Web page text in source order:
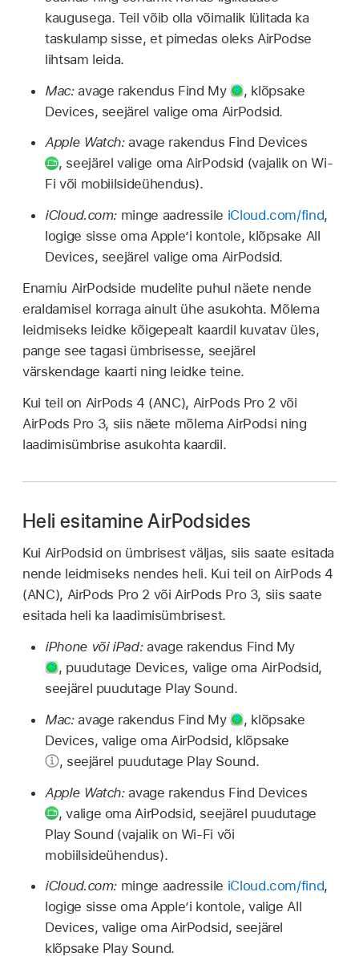
kaugusega. Teil võib olla võimalik lülitada ka
taskulamp sisse, et pimedas oleks AirPodse
lihtsam leida.
Mac:avage rakendus Find My , klõpsake
Devices, seejärel valige oma AirPodsid.
Apple Watch:avage rakendus Find Devices
, seejärel valige oma AirPodsid (vajalik on Wi-
Fi või mobiilsideühendus).
iCloud.com: minge aadressile iCloud.com/find,
logige sisse oma Apple’i kontole, klõpsake All
Devices, seejärel valige oma AirPodsid.
Enamiu AirPodside mudelite puhul näete nende
eraldamisel korraga ainult ühe asukohta. Mõlema
leidmiseks leidke kõigepealt kaardil kuvatav üles,
pange see tagasi ümbrisesse, seejärel
värskendage kaarti ning leidke teine.
Kui teil on AirPods 4 (ANC), AirPods Pro 2 või
AirPods Pro 3, siis näete mõlema AirPodsi ning
laadimisümbrise asukohta kaardil.
Heli esitamine AirPodsides
Kui AirPodsid on ümbrisest väljas, siis saate esitada
nende leidmiseks nendes heli. Kui teil on AirPods 4
(ANC), AirPods Pro 2 või AirPods Pro 3, siis saate
esitada heli ka laadimisümbrisest.
iPhone või iPad: avage rakendus Find My
, puudutage Devices, valige oma AirPodsid,
seejärel puudutage Play Sound.
Mac:avage rakendus Find My , klõpsake
Devices, valige oma AirPodsid, klõpsake
, seejärel puudutage Play Sound.
Apple Watch:avage rakendus Find Devices
,valige oma AirPodsid, seejärel puudutage
Play Sound (vajalik on Wi-Fi või
mobiilsideühendus).
iCloud.com: minge aadressile iCloud.com/find,
logige sisse oma Apple’i kontole, valige All
Devices, valige oma AirPodsid, seejärel
klõpsake Play Sound.